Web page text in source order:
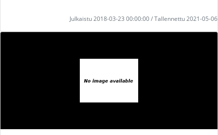
Julkaistu 2018-03-23 00:00:00 / Tallennettu 2021-05-06